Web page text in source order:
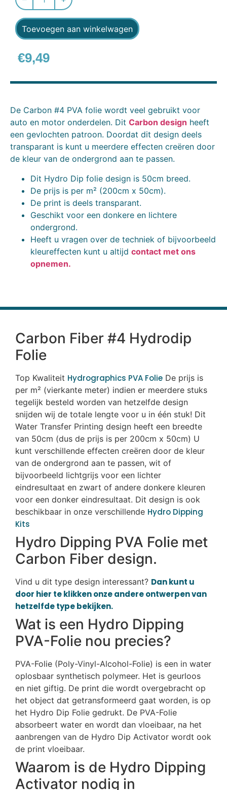
Toevoegen aan winkelwagen
€9,49
De Carbon #4 PVA folie wordt veel gebruikt voor
auto en motor onderdelen. Dit Carbon design heeft
een gevlochten patroon. Doordat dit design deels
transparant is kunt u meerdere effecten creëren door
de kleur van de ondergrond aan te passen.
Dit Hydro Dip folie design is 50cm breed.
De prijs is per m² (200cm x 50cm).
De print is deels transparant.
Geschikt voor een donkere en lichtere
ondergrond.
Heeft u vragen over de techniek of bijvoorbeeld
kleureffecten kunt u altijd contact met ons
opnemen.
Carbon Fiber #4 Hydrodip
Folie
Top Kwaliteit Hydrographics PVA Folie De prijs is
per m² (vierkante meter) indien er meerdere stuks
tegelijk besteld worden van hetzelfde design
snijden wij de totale lengte voor u in één stuk! Dit
Water Transfer Printing design heeft een breedte
van 50cm (dus de prijs is per 200cm x 50cm) U
kunt verschillende effecten creëren door de kleur
van de ondergrond aan te passen, wit of
bijvoorbeeld lichtgrijs voor een lichter
eindresultaat en zwart of andere donkere kleuren
voor een donker eindresultaat. Dit design is ook
beschikbaar in onze verschillende Hydro Dipping
Kits
Hydro Dipping PVA Folie met
Carbon Fiber design.
Vind u dit type design interessant? Dan kunt u
door hier te klikken onze andere ontwerpen van
hetzelfde type bekijken.
Wat is een Hydro Dipping
PVA-Folie nou precies?
PVA-Folie (Poly-Vinyl-Alcohol-Folie) is een in water
oplosbaar synthetisch polymeer. Het is geurloos
en niet giftig. De print die wordt overgebracht op
het object dat getransformeerd gaat worden, is op
het Hydro Dip Folie gedrukt. De PVA-Folie
absorbeert water en wordt dan vloeibaar, na het
aanbrengen van de Hydro Dip Activator wordt ook
de print vloeibaar.
Waarom is de Hydro Dipping
Activator nodig in